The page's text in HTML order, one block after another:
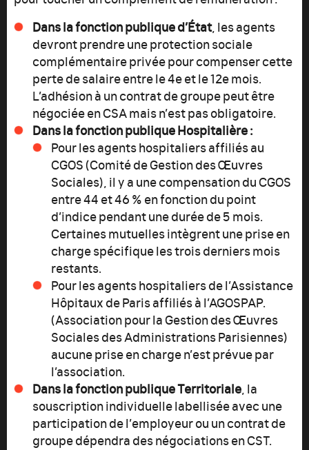
Dans la fonction publique d’État, les agents
devront prendre une protection sociale
complémentaire privée pour compenser cette
perte de salaire entre le 4e et le 12e mois.
L’adhésion à un contrat de groupe peut être
négociée en CSA mais n’est pas obligatoire.
Dans la fonction publique Hospitalière :
Pour les agents hospitaliers affiliés au
CGOS (Comité de Gestion des Œuvres
Sociales), il y a une compensation du CGOS
entre 44 et 46 % en fonction du point
d’indice pendant une durée de 5 mois.
Certaines mutuelles intègrent une prise en
charge spécifique les trois derniers mois
restants.
Pour les agents hospitaliers de l’Assistance
Hôpitaux de Paris affiliés à l’AGOSPAP.
(Association pour la Gestion des Œuvres
Sociales des Administrations Parisiennes)
aucune prise en charge n’est prévue par
l’association.
Dans la fonction publique Territoriale, la
souscription individuelle labellisée avec une
participation de l’employeur ou un contrat de
groupe dépendra des négociations en CST.